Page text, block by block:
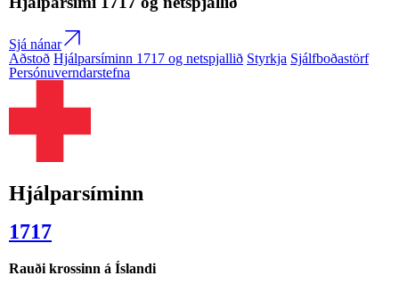
Sjá nánar
Aðstoð Hjálparsíminn 1717 og netspjallið Styrkja Sjálfboðastörf
Persónuverndarstefna
Hjálparsíminn
1717
Rauði krossinn á Íslandi